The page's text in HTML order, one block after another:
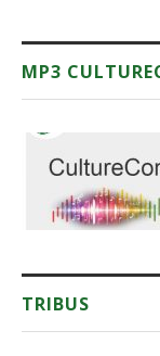
MP3
TRIBUS